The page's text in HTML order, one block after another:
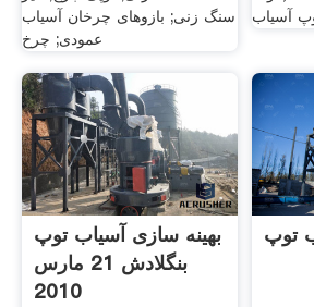
سنگ زنی; بازوهای چرخان آسیاب
عمودی; چرخ
بهینه سازی آسیاب توپ
بنگلادش 21 مارس
2010
توپ